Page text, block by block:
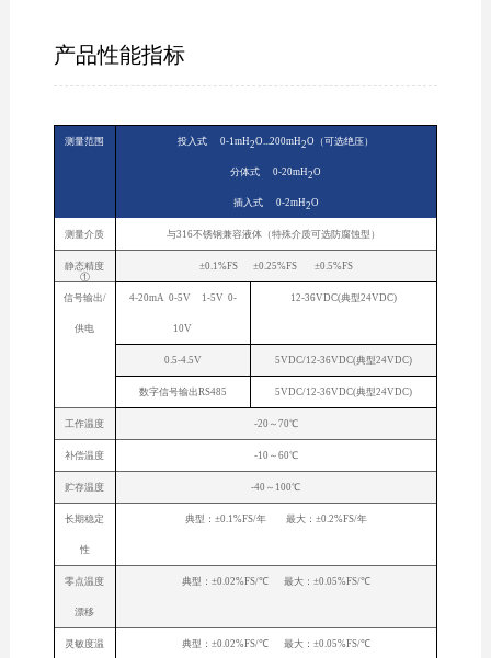
产品性能指标
测量范围 投入式 0-1mH2O...200mH2O（可选绝压）
分体式 0-20mH2O
插入式 0-2mH2O
测量介质 与316不锈钢兼容液体（特殊介质可选防腐蚀型）
静态精度
①
±0.1%FS ±0.25%FS ±0.5%FS
信号输出/
供电
4-20mA 0-5V 1-5V 0-
10V
12-36VDC(典型24VDC)
0.5-4.5V 5VDC/12-36VDC(典型24VDC)
数字信号输出RS485 5VDC/12-36VDC(典型24VDC)
工作温度 -20～70℃
补偿温度 -10～60℃
贮存温度 -40～100℃
长期稳定
性
典型：±0.1%FS/年 最大：±0.2%FS/年
零点温度
漂移
典型：±0.02%FS/℃ 最大：±0.05%FS/℃
灵敏度温 典型：±0.02%FS/℃ 最大：±0.05%FS/℃